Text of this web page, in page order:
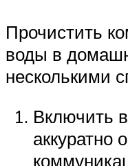
Прочистить
воды в
несколькими
Включить
аккуратно